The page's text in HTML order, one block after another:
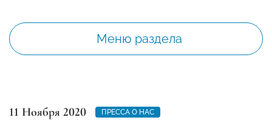
Меню раздела
11 Ноября 2020 ПРЕССА О НАС